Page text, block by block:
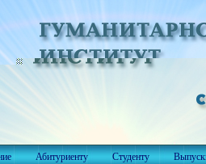
Абитуриенту Студенту